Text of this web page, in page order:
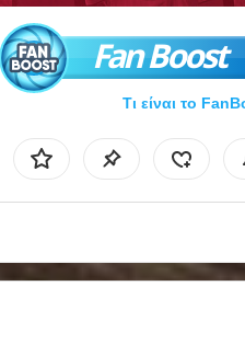
Fan Boost
Τι είναι το